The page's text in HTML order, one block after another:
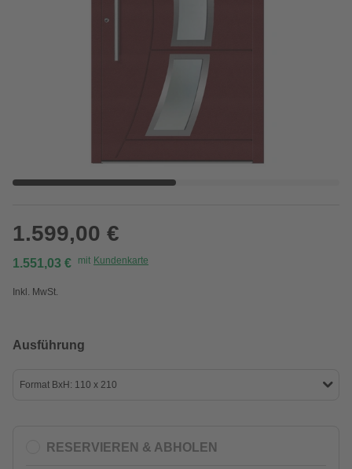
1.599,00 €
1.551,03 € mit Kundenkarte
Inkl. MwSt.
Ausführung
Format BxH: 110 x 210
RESERVIEREN & ABHOLEN